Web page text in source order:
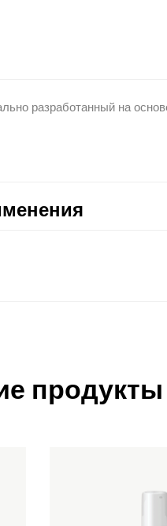
разработанный на
продукты